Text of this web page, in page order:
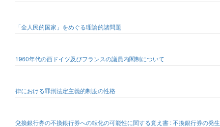
「全人民的国家」をめぐる理論的諸問題
1960年代の西ドイツ及びフランスの議員内閣制について
律における罪刑法定主義的制度の性格
兌換銀行券の不換銀行券への転化の可能性に関する覚え書 : 不換銀行券の発